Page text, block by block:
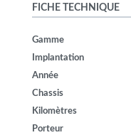
FICHE TECHNIQUE
Gamme
Implantation
Année
Chassis
Kilomètres
Porteur